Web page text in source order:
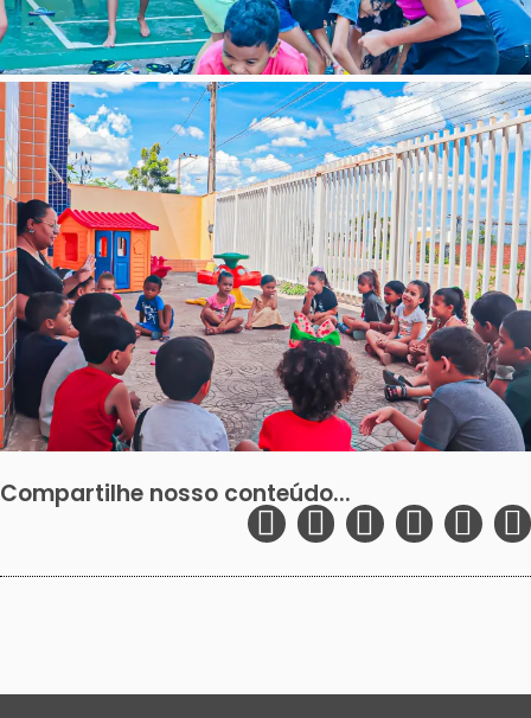
Compartilhe nosso conteúdo...